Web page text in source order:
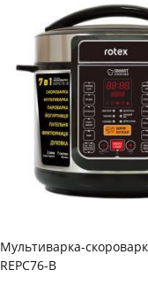
Мультиварка-
REPC76-B